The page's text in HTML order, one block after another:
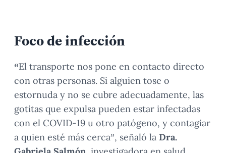
Foco de infección
“El transporte nos pone en contacto directo
con otras personas. Si alguien tose o
estornuda y no se cubre adecuadamente, las
gotitas que expulsa pueden estar infectadas
con el COVID-19 u otro patógeno, y contagiar
a quien esté más cerca”, señaló la Dra.